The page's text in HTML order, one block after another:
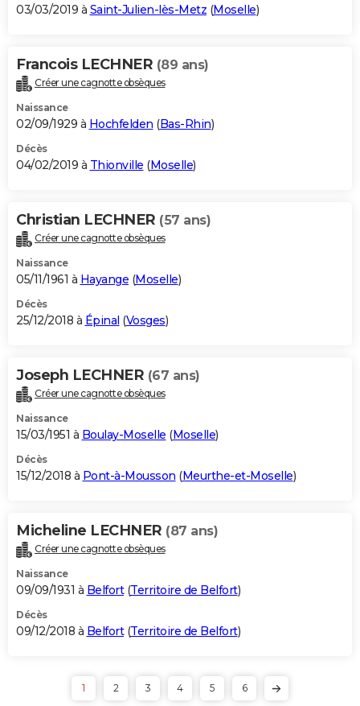
03/03/2019 à Saint-Julien-lès-Metz (Moselle)
Francois LECHNER (89 ans)
Créer une cagnotte obsèques
Naissance
02/09/1929 à Hochfelden (Bas-Rhin)
Décès
04/02/2019 à Thionville (Moselle)
Christian LECHNER (57 ans)
Créer une cagnotte obsèques
Naissance
05/11/1961 à Hayange (Moselle)
Décès
25/12/2018 à Épinal (Vosges)
Joseph LECHNER (67 ans)
Créer une cagnotte obsèques
Naissance
15/03/1951 à Boulay-Moselle (Moselle)
Décès
15/12/2018 à Pont-à-Mousson (Meurthe-et-Moselle)
Micheline LECHNER (87 ans)
Créer une cagnotte obsèques
Naissance
09/09/1931 à Belfort(Territoire de Belfort)
Décès
09/12/2018 à Belfort(Territoire de Belfort)
1 2 3 4 5 6